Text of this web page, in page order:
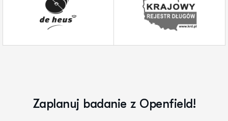
Zapl anuj badanie z Openfie d!